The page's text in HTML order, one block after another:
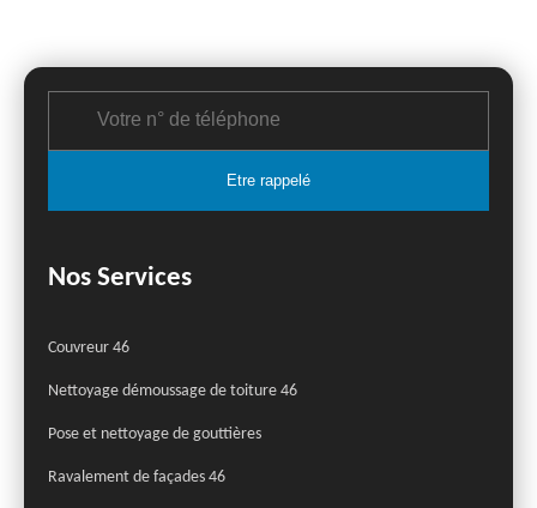
Nos Services
Couvreur 46
Nettoyage démoussage de toiture 46
Pose et nettoyage de gouttières
Ravalement de façades 46